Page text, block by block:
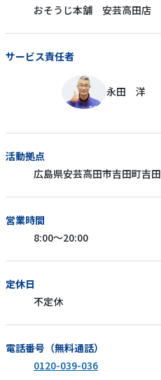
おそうじ本舗 安芸高田店
サービス責任者
永田 洋
活動拠点
広島県安芸高田市吉田町吉田
営業時間
8:00～20:00
定休日
不定休
電話番号（無料通話）
0120-039-036